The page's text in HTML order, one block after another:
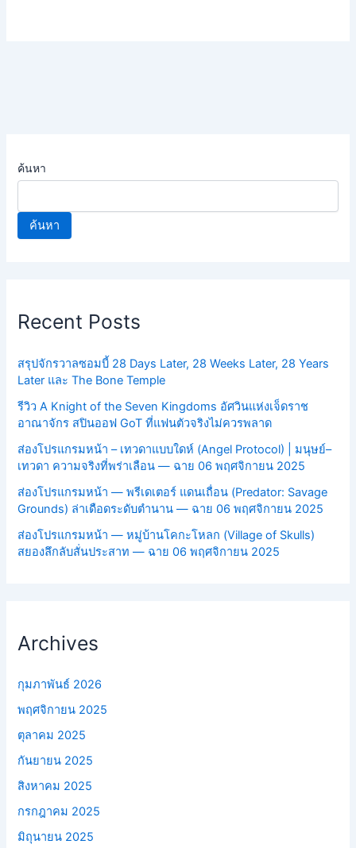
ค้นหา
ค้นหา
Recent Posts
สรุปจักรวาลซอมบี้ 28 Days Later, 28 Weeks Later, 28 Years
Later และ The Bone Temple
รีวิว A Knight of the Seven Kingdoms อัศวินแห่งเจ็ดราช
อาณาจักร สปินออฟ GoT ที่แฟนตัวจริงไม่ควรพลาด
ส่องโปรแกรมหน้า – เทวดาแบบใดห์ (Angel Protocol) | มนุษย์–
เทวดา ความจริงที่พร่าเลือน — ฉาย 06 พฤศจิกายน 2025
ส่องโปรแกรมหน้า — พรีเดเตอร์ แดนเถื่อน (Predator: Savage
Grounds) ล่าเดือดระดับตำนาน — ฉาย 06 พฤศจิกายน 2025
ส่องโปรแกรมหน้า — หมู่บ้านโคกะโหลก (Village of Skulls)
สยองลึกลับสั่นประสาท — ฉาย 06 พฤศจิกายน 2025
Archives
กุมภาพันธ์ 2026
พฤศจิกายน 2025
ตุลาคม 2025
กันยายน 2025
สิงหาคม 2025
กรกฎาคม 2025
มิถุนายน 2025